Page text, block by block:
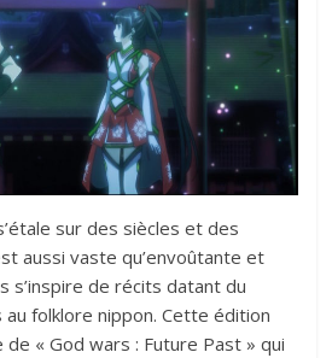
sur des siècles et des
aussi vaste qu’envoûtante et
s’inspire de récits datant du
folklore nippon. Cette édition
« God wars : Future Past » qui